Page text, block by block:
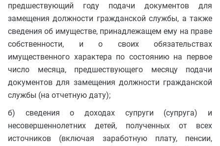
предшествующий году подачи документов для
замещения должности гражданской службы, а также
сведения об имуществе, принадлежащем ему на праве
собственности, и о своих обязательствах
имущественного характера по состоянию на первое
число месяца, предшествующего месяцу подачи
документов для замещения должности гражданской
службы (на отчетную дату);
б) сведения о доходах супруги (супруга) и
несовершеннолетних детей, полученных от всех
источников (включая заработную плату, пенсии,